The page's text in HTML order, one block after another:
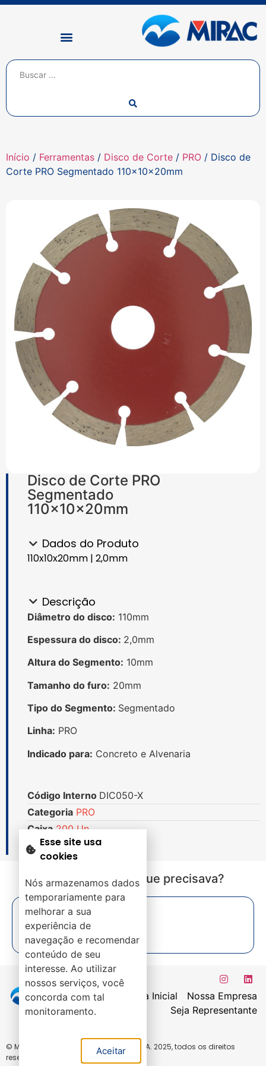
Início / Ferramentas / Disco de Corte / PRO / Disco de
Corte PRO Segmentado 110x10x20mm
Disco de Corte PRO
Segmentado
110x10x20mm
Dados do Produto
110x10x20mm | 2,0mm
Descrição
Diâmetro do disco: 110mm
Espessura do disco: 2,0mm
Altura do Segmento: 10mm
Tamanho do furo: 20mm
Tipo do Segmento: Segmentado
Linha: PRO
Indicado para: Concreto e Alvenaria
Código Interno DIC050-X
Categoria PRO
Caixa 200 Un.
Não encontrou o que precisava?
Página Inicial
Nossa Empresa
Seja Representante
© Mirac Comércio de Ferramentas LTDA. 2025, todos os direitos
reservados
Esse site usa
cookies
Nós armazenamos dados
temporariamente para
melhorar a sua
experiência de
navegação e recomendar
conteúdo de seu
interesse. Ao utilizar
nossos serviços, você
concorda com tal
monitoramento.
Aceitar